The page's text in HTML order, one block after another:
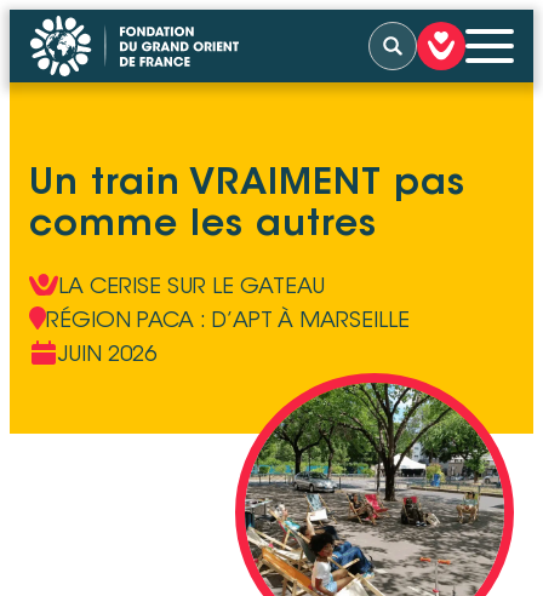
Rechercher
NOS ACTIONS
NOUS SOUTENIR
Un train VRAIMENT pas
comme les autres
LA CERISE SUR LE GATEAU
RÉGION PACA : D’APT À MARSEILLE
JUIN 2026